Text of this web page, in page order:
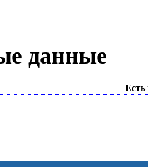
данные
Есть